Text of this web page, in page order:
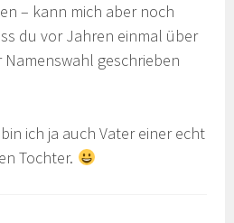
– kann mich aber noch
du vor Jahren einmal über
Namenswahl geschrieben
ich ja auch Vater einer echt
Tochter.